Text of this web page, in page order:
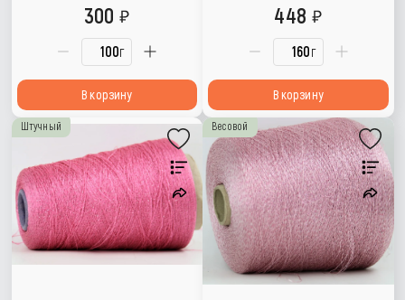
г
300
В корзину
г
448
В корзину
Штучный Весовой